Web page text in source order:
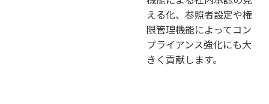
える化、参照者設定や権
限管理機能によってコン
プライアンス強化にも大
きく貢献します。